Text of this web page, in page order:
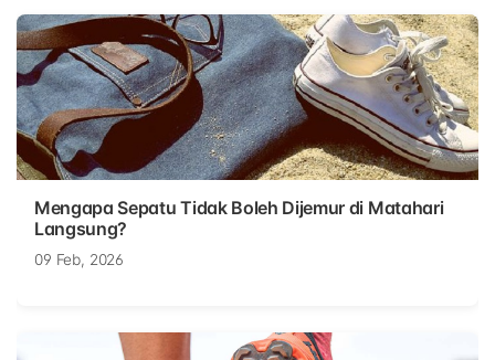
Mengapa Sepatu Tidak Boleh Dijemur di Matahari
Langsung?
09 Feb, 2026